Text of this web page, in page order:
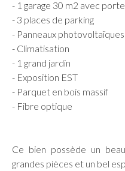
- 1 garage 30 m2 avec
- 3 places de parking
- Panneaux photovoltaïques
- Climatisation
- 1 grand jardin
- Exposition EST
- Parquet en bois massif
- Fibre optique
Ce bien possède un
grandes pièces et un bel